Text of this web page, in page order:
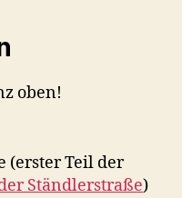
oben!
(erster Teil der
Ständlerstraße)